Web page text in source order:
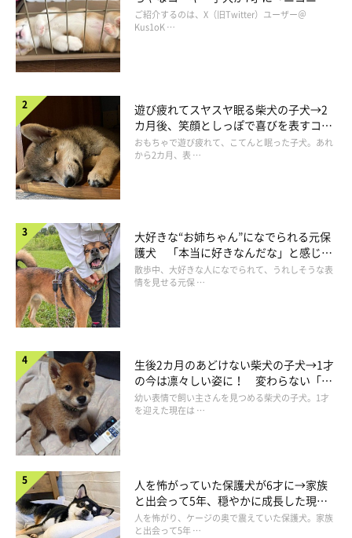
空のお皿の前で無言の圧をかけるチョビちゃん
@sirosibainu
かけてきた」とのことです（笑）
ササミのおかわりが貰えないのでガムに八つ当たりする犬
その後空の皿の前で無言の要求pic.twitter.com/JFfzLNRFg3
— チョビ (@sirosibainu)January 9, 2024
コ“コーギースマイル”が魅力のコに成
長！
ご紹介するのは、X（旧Twitter）ユーザー＠
Kus1oK …
遊び疲れてスヤスヤ眠る柴犬の子犬→2
カ月後、笑顔としっぽで喜びを表すコに
成長！
おもちゃで遊び疲れて、こてんと眠った子犬。あれ
から2カ月、表 …
大好きな“お姉ちゃん”になでられる元保
護犬 「本当に好きなんだな」と感じる
表情にほっこり
散歩中、大好きな人になでられて、うれしそうな表
情を見せる元保 …
生後2カ月のあどけない柴犬の子犬→1才
の今は凛々しい姿に！ 変わらない「く
りくりおめめ」にもほっこり
幼い表情で飼い主さんを見つめる柴犬の子犬。1才
を迎えた現在は …
人を怖がっていた保護犬が6才に→家族
と出会って5年、穏やかに成長した現在
の姿にグッとくる
人を怖がり、ケージの奥で震えていた保護犬。家族
と出会って5年 …